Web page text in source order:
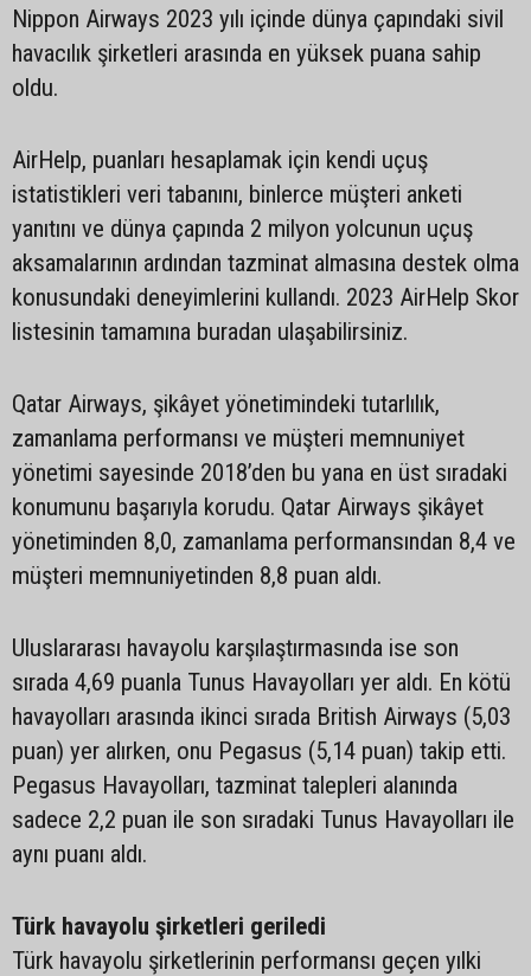
Nippon Airways 2023 yılı içinde dünya çapındaki sivil
havacılık şirketleri arasında en yüksek puana sahip
oldu.
AirHelp, puanları hesaplamak için kendi uçuş
istatistikleri veri tabanını, binlerce müşteri anketi
yanıtını ve dünya çapında 2 milyon yolcunun uçuş
aksamalarının ardından tazminat almasına destek olma
konusundaki deneyimlerini kullandı. 2023 AirHelp Skor
listesinin tamamına buradan ulaşabilirsiniz.
Qatar Airways, şikâyet yönetimindeki tutarlılık,
zamanlama performansı ve müşteri memnuniyet
yönetimi sayesinde 2018’den bu yana en üst sıradaki
konumunu başarıyla korudu. Qatar Airways şikâyet
yönetiminden 8,0, zamanlama performansından 8,4 ve
müşteri memnuniyetinden 8,8 puan aldı.
Uluslararası havayolu karşılaştırmasında ise son
sırada 4,69 puanla Tunus Havayolları yer aldı. En kötü
havayolları arasında ikinci sırada British Airways (5,03
puan) yer alırken, onu Pegasus (5,14 puan) takip etti.
Pegasus Havayolları, tazminat talepleri alanında
sadece 2,2 puan ile son sıradaki Tunus Havayolları ile
aynı puanı aldı.
Türk havayolu şirketleri geriledi
Türk havayolu şirketlerinin performansı geçen yılki